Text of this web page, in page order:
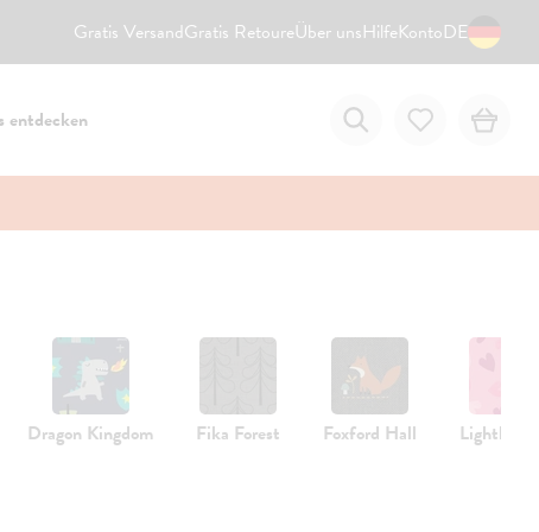
Gratis VersandGratis RetoureÜber unsHilfeKontoDE
entdecken
Dragon Kingdom Fika Forest Foxford Hall